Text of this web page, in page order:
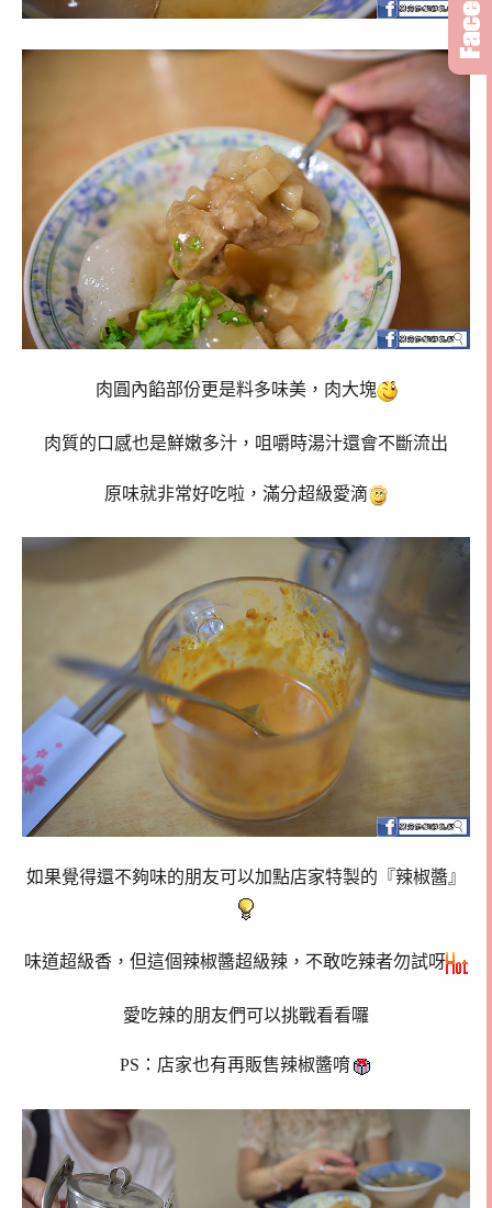
肉圓內餡部份更是料多味美，肉大塊
肉質的口感也是鮮嫩多汁，咀嚼時湯汁還會不斷流出
原味就非常好吃啦，滿分超級愛滴
如果覺得還不夠味的朋友可以加點店家特製的『辣椒醬』
味道超級香，但這個辣椒醬超級辣，不敢吃辣者勿試呀
愛吃辣的朋友們可以挑戰看看囉
PS：店家也有再販售辣椒醬唷